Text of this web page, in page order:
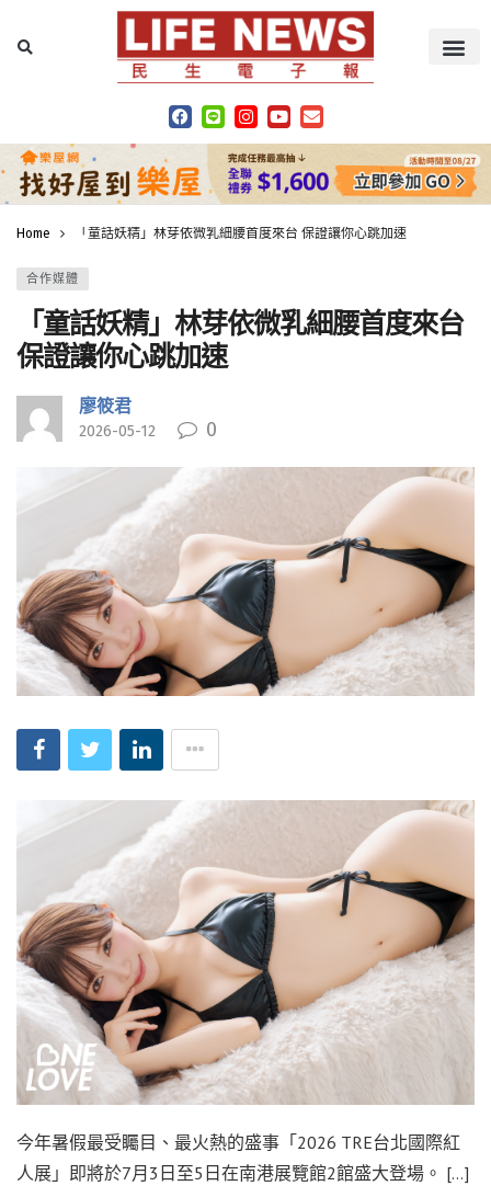
Home 「童話妖精」林芽依微乳細腰首度來台 保證讓你心跳加速
合作媒體
「童話妖精」林芽依微乳細腰首度來台
保證讓你心跳加速
廖筱君
2026-05-12 0
今年暑假最受矚目、最火熱的盛事「2026 TRE台北國際紅
人展」即將於7月3日至5日在南港展覽館2館盛大登場。 […]